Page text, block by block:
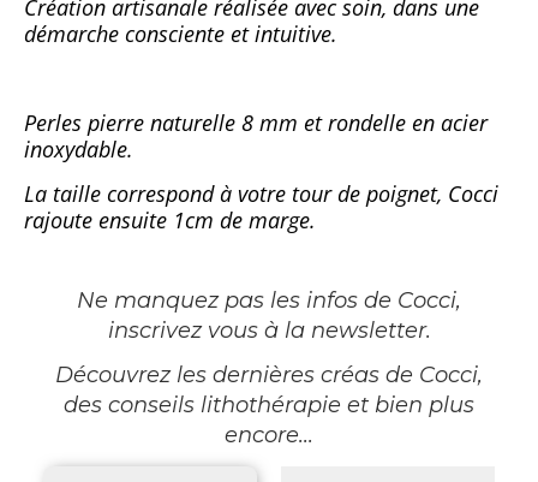
Création artisanale réalisée avec soin, dans une
démarche consciente et intuitive.
Perles pierre naturelle 8 mm et rondelle en acier
inoxydable.
La taille correspond à votre tour de poignet, Cocci
rajoute ensuite 1cm de marge.
Ne manquez pas les infos de Cocci,
inscrivez vous à la newsletter.
Découvrez les dernières créas de Cocci,
des conseils lithothérapie et bien plus
encore...